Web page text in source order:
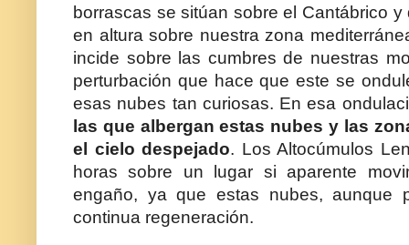
borrascas se sitúan sobre el Cantábrico
en altura sobre nuestra zona
incide sobre las cumbres de nuestras
perturbación que hace que este se
esas nubes tan curiosas. En esa
las que albergan estas nubes y las
el cielo despejado. Los Altocúmulos
horas sobre un lugar si aparente
engaño, ya que estas nubes, aunque
continua regeneración.